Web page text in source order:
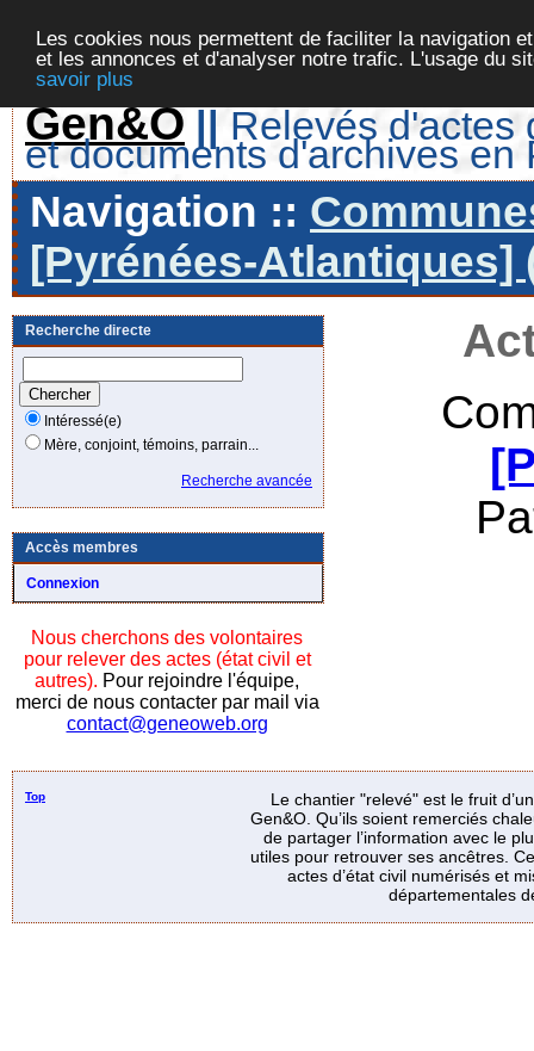
Les cookies nous permettent de faciliter la navigation
et les annonces et d'analyser notre trafic. L'usage du
savoir plus
Gen&O || Relevés d'actes
et documents d'archives en
Navigation ::
[Pyrénées-Atlantiques]
Recherche directe
Intéressé(e)
Mère, conjoint, témoins, parrain...
Recherche avancée
Accès membres
Connexion
Nous cherchons des volontaires
pour relever des actes (état civil et
autres). Pour rejoindre l'équipe,
merci de nous contacter par mail via
contact@geneoweb.org
Top
Le chantier "relevé" est le fruit
Gen&O. Qu’ils soient remerciés
de partager l’information avec le
utiles pour retrouver ses ancêtres.
actes d’état civil numérisés et
départementales